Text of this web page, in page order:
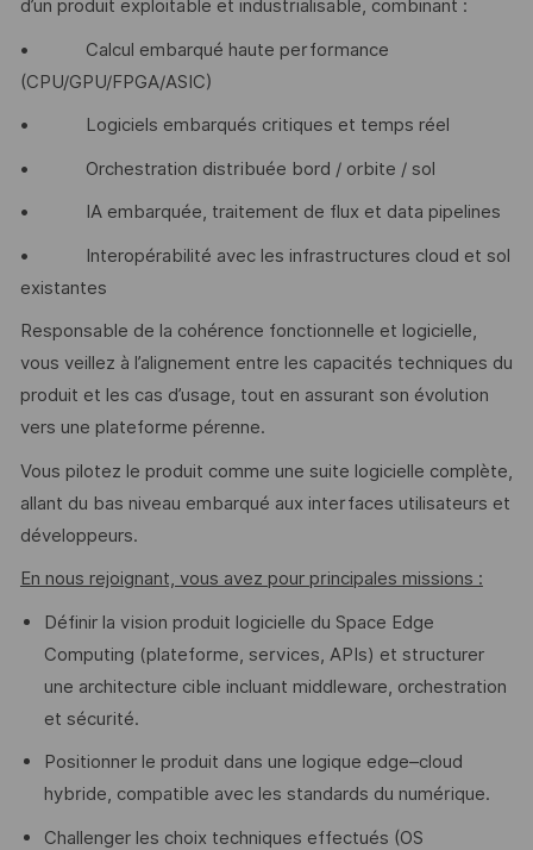
d’un produit exploitable et industrialisable, combinant :
• Calcul embarqué haute performance
(CPU/GPU/FPGA/ASIC)
• Logiciels embarqués critiques et temps réel
• Orchestration distribuée bord / orbite / sol
• IA embarquée, traitement de flux et data pipelines
• Interopérabilité avec les infrastructures cloud et sol
existantes
Responsable de la cohérence fonctionnelle et logicielle,
vous veillez à l’alignement entre les capacités techniques du
produit et les cas d’usage, tout en assurant son évolution
vers une plateforme pérenne.
Vous pilotez le produit comme une suite logicielle complète,
allant du bas niveau embarqué aux interfaces utilisateurs et
développeurs.
En nous rejoignant, vous avez pour principales missions :
Définir la vision produit logicielle du Space Edge
Computing (plateforme, services, APIs) et structurer
une architecture cible incluant middleware, orchestration
et sécurité.
Positionner le produit dans une logique edge–cloud
hybride, compatible avec les standards du numérique.
Challenger les choix techniques effectués (OS